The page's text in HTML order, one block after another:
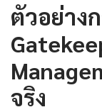
ตัวอย่าง
จริง